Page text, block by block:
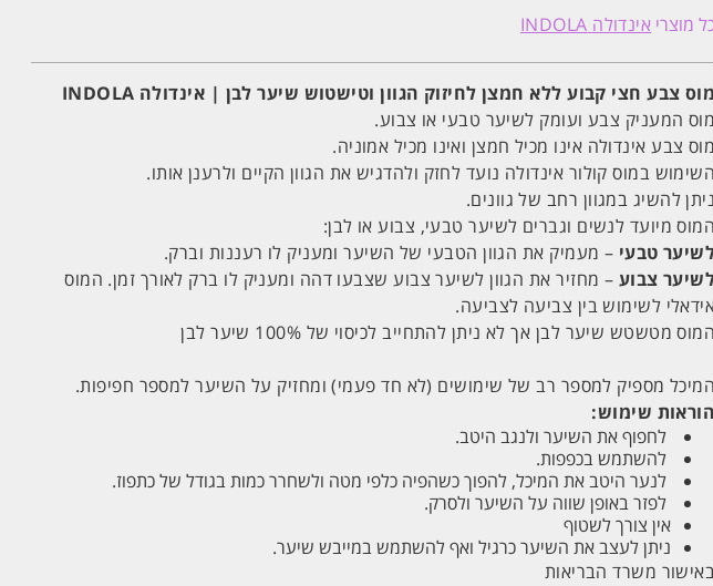
צבע
חצי
ללא
חמצן
לחיזוק
הגוון
וטישטוש
שיער
לבן
|
אינדולה
INDOLA
מוצרי אינדולה INDOLA
מוס צבע חצי קבוע ללא חמצן לחיזוק הגוון וטישטוש שיער לבן | אינדולה INDOLA
מוס המעניק צבע ועומק לשיער טבעי או צבוע.
מוס צבע אינדולה אינו מכיל חמצן ואינו מכיל אמוניה.
השימוש במוס קולור אינדולה נועד לחזק ולהדגיש את הגוון הקיים ולרענן אותו.
ניתן להשיג במגוון רחב של גוונים.
המוס מיועד לנשים וגברים לשיער טבעי, צבוע או לבן:
טבעי – מעמיק את הגוון הטבעי של השיער ומעניק לו רעננות וברק.
צבוע – מחזיר את הגוון לשיער צבוע שצבעו דהה ומעניק לו ברק לאורך זמן. המוס
לשימוש בין צביעה לצביעה.
המוס מטשטש שיער לבן אך לא ניתן להתחייב לכיסוי של 100% שיער לבן
המיכל מספיק למספר רב של שימושים (לא חד פעמי) ומחזיק על השיער למספר חפיפות.
הוראות שימוש:
לחפוף את השיער ולנגב היטב.
להשתמש בכפפות.
לנער היטב את המיכל, להפוך כשהפיה כלפי מטה ולשחרר כמות בגודל של כתפוז.
לפזר באופן שווה על השיער ולסרק.
אין צורך לשטוף
ניתן לעצב את השיער כרגיל ואף להשתמש במייבש שיער.
משרד הבריאות